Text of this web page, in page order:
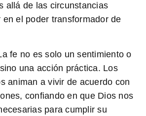
allá de las circunstancias
en el poder transformador de
fe no es solo un sentimiento o
una acción práctica. Los
animan a vivir de acuerdo con
confiando en que Dios nos
para cumplir su